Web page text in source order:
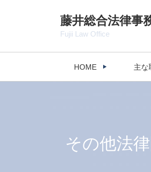
その他法
藤井総合法律事
Fujii Law Office
HOME 主な